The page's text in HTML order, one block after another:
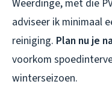
Weerdinge, met die
adviseer ik minimaal
reiniging. Plan nu je
voorkom
winterseizoen.